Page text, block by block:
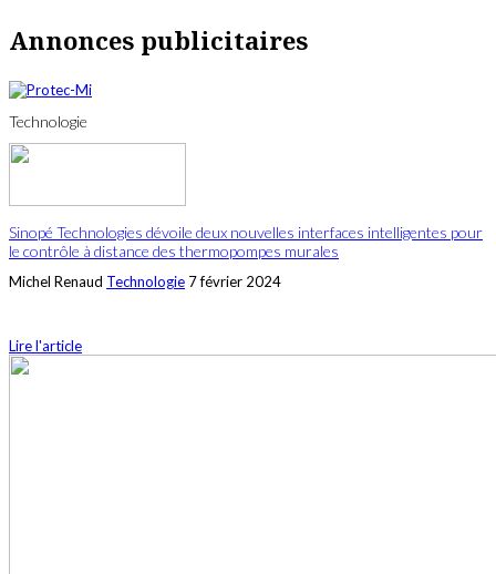
Annonces publicitaires
Technologie
Sinopé Technologies dévoile deux nouvelles interfaces intelligentes pour
le contrôle à distance des thermopompes murales
Michel Renaud Technologie 7 février 2024
Lire l'article